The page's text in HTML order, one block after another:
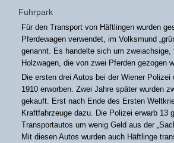
Fuhrpark
Für den Transport von Häftlingen wurden
Pferdewagen verwendet, im Volksmund
genannt. Es handelte sich um zweiachsige,
Holzwagen, die von zwei Pferden gezogen
Die ersten drei Autos bei der Wiener Polizei
1910 erworben. Zwei Jahre später wurden
gekauft. Erst nach Ende des Ersten
Kraftfahrzeuge dazu. Die Polizei erwarb 13
Transportautos um wenig Geld aus der
Mit diesen Autos wurden auch Häftlinge